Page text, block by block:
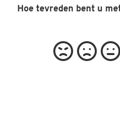
Hoe tevreden bent u